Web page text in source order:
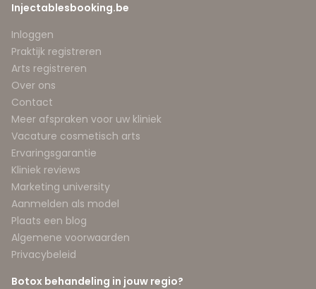
Injectablesbooking.be
Inloggen
Praktijk registreren
Arts registreren
Over ons
Contact
Meer afspraken voor uw kliniek
Vacature cosmetisch arts
Ervaringsgarantie
Kliniek reviews
Marketing university
Aanmelden als model
Plaats een blog
Algemene voorwaarden
Privacybeleid
Botox behandeling in jouw regio?